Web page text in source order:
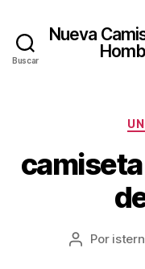
Buscar
Nueva
Autor
Por istern